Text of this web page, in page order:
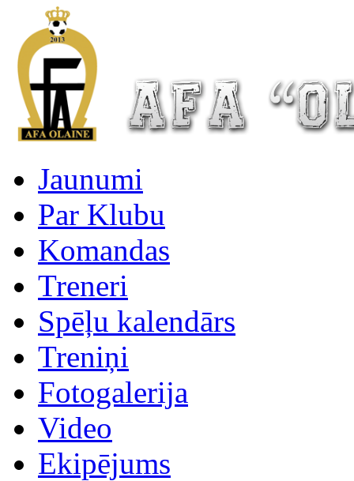
Jaunumi
Par Klubu
Komandas
Treneri
Spēļu kalendārs
Treniņi
Fotogalerija
Video
Ekipējums